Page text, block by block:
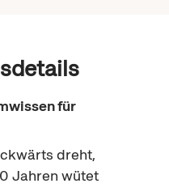
für
dreht,
Jahren wütet